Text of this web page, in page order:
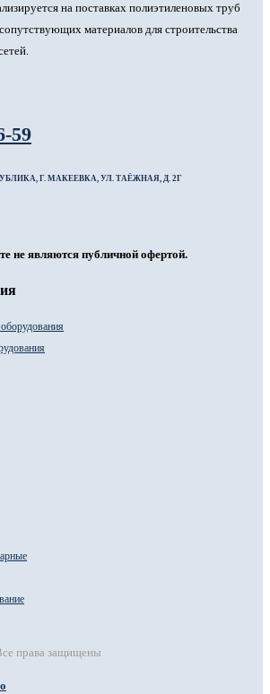
на поставках полиэтиленовых труб
материалов для строительства
59
Г. МАКЕЕВКА, УЛ. ТАЁЖНАЯ, Д. 2Г
не являются публичной офертой.
права защищены